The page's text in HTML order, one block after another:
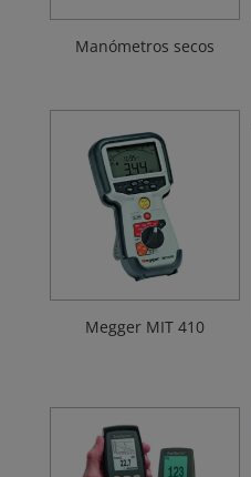
Manómetros secos
Megger MIT 410